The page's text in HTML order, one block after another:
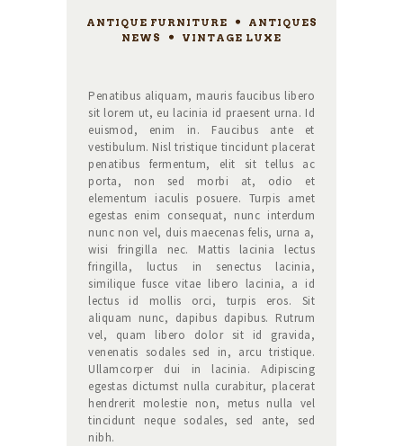
ANTIQUE FURNITURE
ANTIQUES
NEWS
VINTAGE LUXE
Penatibus aliquam, mauris faucibus libero
sit lorem ut, eu lacinia id praesent urna. Id
euismod, enim in. Faucibus ante et
vestibulum. Nisl tristique tincidunt placerat
penatibus fermentum, elit sit tellus ac
porta, non sed morbi at, odio et
elementum iaculis posuere. Turpis amet
egestas enim consequat, nunc interdum
nunc non vel, duis maecenas felis, urna a,
wisi fringilla nec. Mattis lacinia lectus
fringilla, luctus in senectus lacinia,
similique fusce vitae libero lacinia, a id
lectus id mollis orci, turpis eros. Sit
aliquam nunc, dapibus dapibus. Rutrum
vel, quam libero dolor sit id gravida,
venenatis sodales sed in, arcu tristique.
Ullamcorper dui in lacinia. Adipiscing
egestas dictumst nulla curabitur, placerat
hendrerit molestie non, metus nulla vel
tincidunt neque sodales, sed ante, sed
nibh.